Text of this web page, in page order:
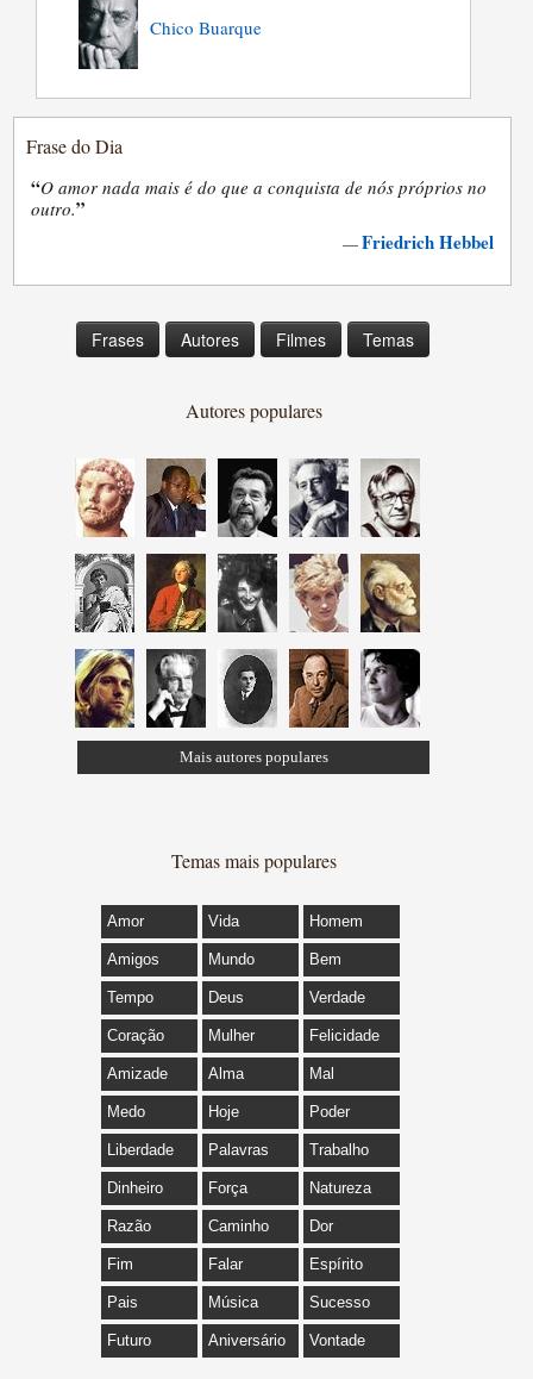
Chico Buarque
Frase do Dia
“O amor nada mais é do que a conquista de nós próprios no
outro.”
—Friedrich Hebbel
Frases Autores Filmes Temas
Autores populares
Mais autores populares
Temas mais populares
Amor Vida Homem
Amigos Mundo Bem
Tempo Deus Verdade
Coração Mulher Felicidade
Amizade Alma Mal
Medo Hoje Poder
Liberdade Palavras Trabalho
Dinheiro Força Natureza
Razão Caminho Dor
Fim Falar Espírito
Pais Música Sucesso
Futuro Aniversário Vontade